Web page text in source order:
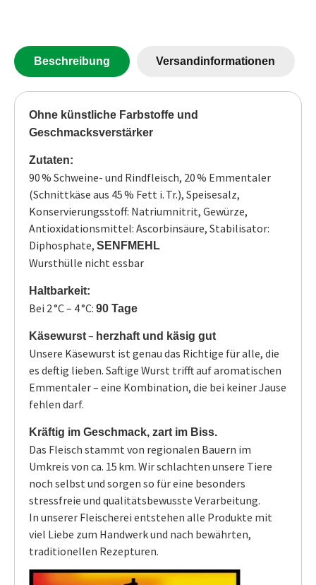
Beschreibung Versandinformationen
Ohne künstliche Farbstoffe und
Geschmacksverstärker
Zutaten:
90 % Schweine- und Rindfleisch, 20 % Emmentaler
(Schnittkäse aus 45 % Fett i. Tr.), Speisesalz,
Konservierungsstoff: Natriumnitrit, Gewürze,
Antioxidationsmittel: Ascorbinsäure, Stabilisator:
Diphosphate, SENFMEHL
Wursthülle nicht essbar
Haltbarkeit:
Bei 2 °C – 4 °C: 90 Tage
Käsewurst– herzhaft und käsig gut
Unsere Käsewurst ist genau das Richtige für alle, die
es deftig lieben. Saftige Wurst trifft auf aromatischen
Emmentaler – eine Kombination, die bei keiner Jause
fehlen darf.
Kräftig im Geschmack, zart im Biss.
Das Fleisch stammt von regionalen Bauern im
Umkreis von ca. 15 km. Wir schlachten unsere Tiere
noch selbst und sorgen so für eine besonders
stressfreie und qualitätsbewusste Verarbeitung.
In unserer Fleischerei entstehen alle Produkte mit
viel Liebe zum Handwerk und nach bewährten,
traditionellen Rezepturen.